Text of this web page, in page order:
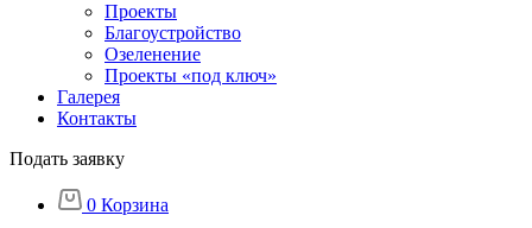
Проекты
Благоустройство
Озеленение
Проекты «под ключ»
Галерея
Контакты
Подать заявку
0 Корзина